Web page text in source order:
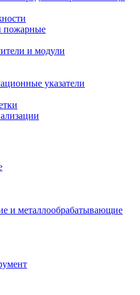
и модули
указатели
и металлообрабатывающие